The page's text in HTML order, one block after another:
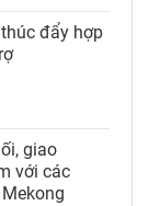
đẩy hợp
giao
với các